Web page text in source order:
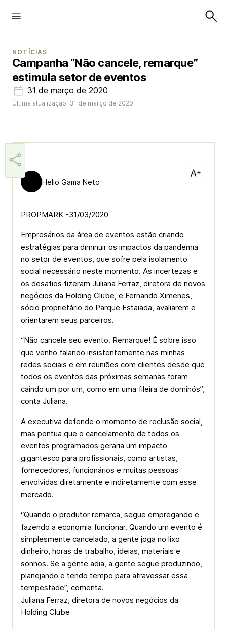
NOTÍCIAS
Campanha “Não cancele, remarque”
estimula setor de eventos
31 de março de 2020
Última atualização: 31 de março de 2020
Helio Gama Neto
PROPMARK -31/03/2020
Empresários da área de eventos estão criando
estratégias para diminuir os impactos da pandemia
no setor de eventos, que sofre pela isolamento
social necessário neste momento. As incertezas e
os desafios fizeram Juliana Ferraz, diretora de novos
negócios da Holding Clube, e Fernando Ximenes,
sócio proprietário do Parque Estaiada, avaliarem e
orientarem seus parceiros.
“Não cancele seu evento. Remarque! É sobre isso
que venho falando insistentemente nas minhas
redes sociais e em reuniões com clientes desde que
todos os eventos das próximas semanas foram
caindo um por um, como em uma fileira de dominós”,
conta Juliana.
A executiva defende o momento de reclusão social,
mas pontua que o cancelamento de todos os
eventos programados geraria um impacto
gigantesco para profissionais, como artistas,
fornecedores, funcionários e muitas pessoas
envolvidas diretamente e indiretamente com esse
mercado.
“Quando o produtor remarca, segue empregando e
fazendo a economia funcionar. Quando um evento é
simplesmente cancelado, a gente joga no lixo
dinheiro, horas de trabalho, ideias, materiais e
sonhos. Se a gente adia, a gente segue produzindo,
planejando e tendo tempo para atravessar essa
tempestade”, comenta.
Juliana Ferraz, diretora de novos negócios da
Holding Clube